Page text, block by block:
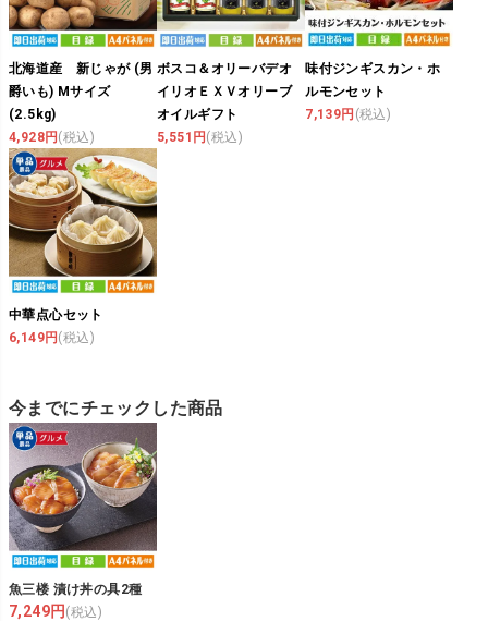
北海道産 新じゃが (男
爵いも) Mサイズ
(2.5kg)
4,928円(税込)
ボスコ＆オリーバデオ
イリオＥＸＶオリーブ
オイルギフト
5,551円(税込)
味付ジンギスカン・ホ
ルモンセット
7,139円 (税込)
中華点心セット
6,149円 (税込)
今までにチェックした商品
魚三楼 漬け丼の具2種
7,249円 (税込)